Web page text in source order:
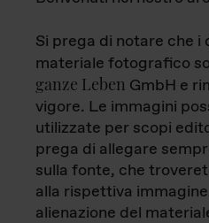
Si prega di notare che
materiale fotografico
ganze Leben GmbH e
vigore. Le immagini
utilizzate per scopi
prega di allegare
sulla fonte, che
alla rispettiva
alienazione del